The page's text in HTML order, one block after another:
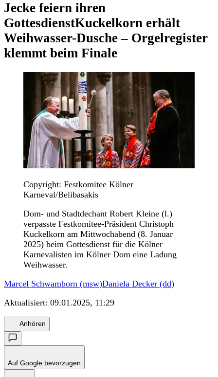
Jecke feiern ihren
GottesdienstKuckelkorn erhält
Weihwasser-Dusche – Orgelregister
klemmt beim Finale
Copyright: Festkomitee Kölner
Karneval/Belibasakis
Dom- und Stadtdechant Robert Kleine (l.)
verpasste Festkomitee-Präsident Christoph
Kuckelkorn am Mittwochabend (8. Januar
2025) beim Gottesdienst für die Kölner
Karnevalisten im Kölner Dom eine Ladung
Weihwasser.
Marcel Schwamborn (msw)Daniela Decker (dd)
Aktualisiert: 09.01.2025, 11:29
Anhören
Auf Google bevorzugen